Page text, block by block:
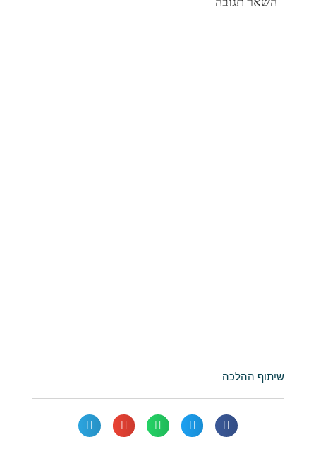
שיתוף ההלכה